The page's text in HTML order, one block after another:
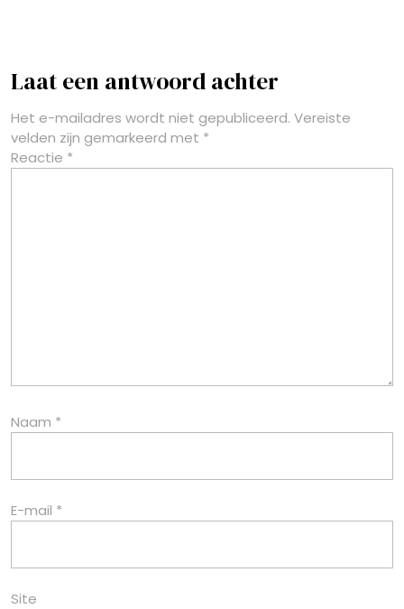
Laat een antwoord achter
Het e-mailadres wordt niet gepubliceerd. Vereiste
velden zijn gemarkeerd met *
Reactie *
Naam *
E-mail *
Site